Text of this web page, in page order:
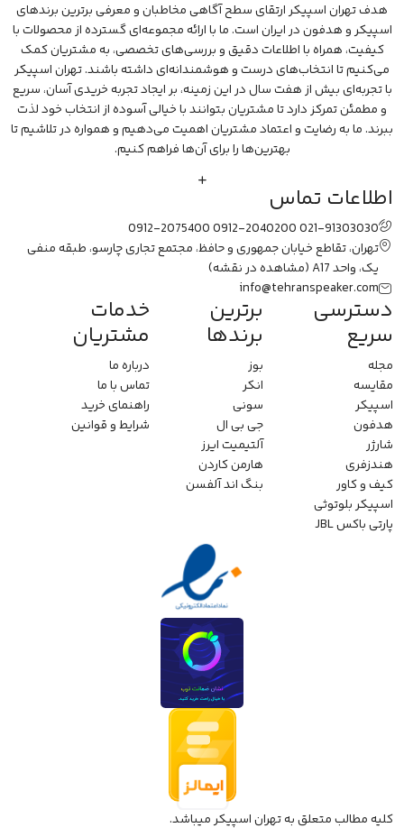
هدف تهران اسپیکر ارتقای سطح آگاهی مخاطبان و معرفی برترین برندهای
اسپیکر و هدفون در ایران است. ما با ارائه مجموعه‌ای گسترده از محصولات با
کیفیت، همراه با اطلاعات دقیق و بررسی‌های تخصصی، به مشتریان کمک
می‌کنیم تا انتخاب‌های درست و هوشمندانه‌ای داشته باشند. تهران اسپیکر
با تجربه‌ای بیش از هفت سال در این زمینه، بر ایجاد تجربه خریدی آسان، سریع
و مطمئن تمرکز دارد تا مشتریان بتوانند با خیالی آسوده از انتخاب خود لذت
ببرند. ما به رضایت و اعتماد مشتریان اهمیت می‌دهیم و همواره در تلاشیم تا
بهترین‌ها را برای آن‌ها فراهم کنیم.
اطلاعات تماس
021-91303030
0912-2040200
0912-2075400
تهران، تقاطع خیابان جمهوری و حافظ، مجتمع تجاری چارسو، طبقه منفی
یک، واحد A17
(مشاهده در نقشه)
info@tehranspeaker.com
دسترسی
سریع
مجله
مقایسه
اسپیکر
هدفون
شارژر
هندزفری
کیف و کاور
اسپیکر بلوتوثی
پارتی باکس JBL
برترین
برندها
بوز
انکر
سونی
جی بی ال
آلتیمیت ایرز
هارمن کاردن
بنگ اند آلفسن
خدمات
مشتریان
درباره ما
تماس با ما
راهنمای خرید
شرایط و قوانین
کلیه مطالب متعلق به تهران اسپیکر میباشد.